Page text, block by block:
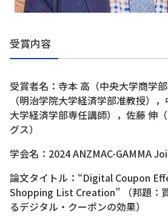
受賞内容
受賞者名：寺本 高（中央大学商学
（明治学院大学経済学部准教授）
大学経済学部専任講師），佐藤 伸
グス）
学会名：2024 ANZMAC-GAMMA
論文タイトル：“Digital Coupon
Shopping List Creation” （邦題：
るデジタル・クーポンの効果）